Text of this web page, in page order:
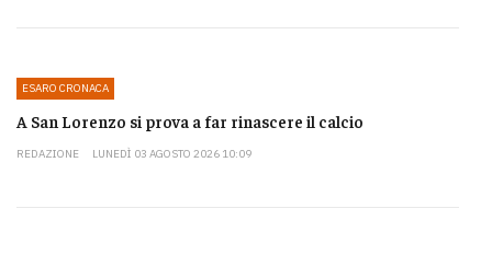
ESARO CRONACA
A San Lorenzo si prova a far rinascere il calcio
REDAZIONE LUNEDÌ 03 AGOSTO 2026 10:09